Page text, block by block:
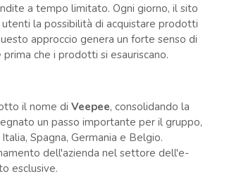
a tempo limitato. Ogni giorno, il sito
la possibilità di acquistare prodotti
approccio genera un forte senso di
che i prodotti si esauriscano.
il nome di Veepee, consolidando la
un passo importante per il gruppo,
Spagna, Germania e Belgio.
dell'azienda nel settore dell'e-
esclusive.